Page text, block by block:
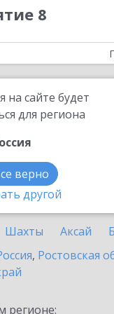
8
сайте будет
для региона
верно
другой
1С-ЭПД в
ЭПД
станице
Шахты Аксай
, Ростовская
регионе: